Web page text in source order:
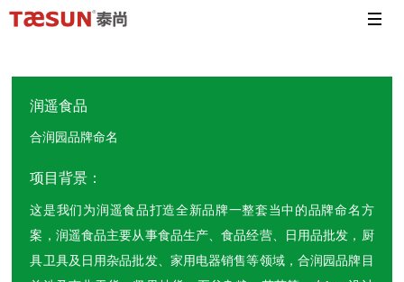
润遥食品
合润园品牌命名
项目背景：
这是我们为润遥食品打造全新品牌一整套当中的品牌命名方
案，润遥食品主要从事食品生产、食品经营、日用品批发，厨
具卫具及日用杂品批发、家用电器销售等领域，合润园品牌目